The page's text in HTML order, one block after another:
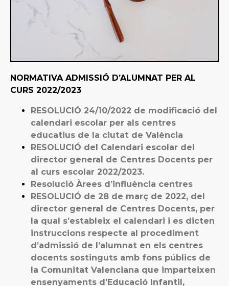
NORMATIVA ADMISSIÓ D’ALUMNAT PER AL
CURS 2022/2023
RESOLUCIÓ 24/10/2022 de modificació del
calendari escolar per als centres
educatius de la ciutat de València
RESOLUCIÓ del Calendari escolar del
director general de Centres Docents per
al curs escolar 2022/2023.
Resolució Àrees d’influència centres
RESOLUCIÓ de 28 de març de 2022, del
director general de Centres Docents, per
la qual s’estableix el calendari i es dicten
instruccions respecte al procediment
d’admissió de l’alumnat en els centres
docents sostinguts amb fons públics de
la Comunitat Valenciana que imparteixen
ensenyaments d’Educació Infantil,